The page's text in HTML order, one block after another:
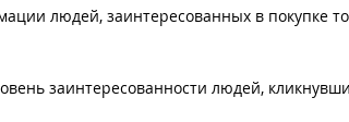
людей, заинтересованных в покупке
заинтересованности людей,